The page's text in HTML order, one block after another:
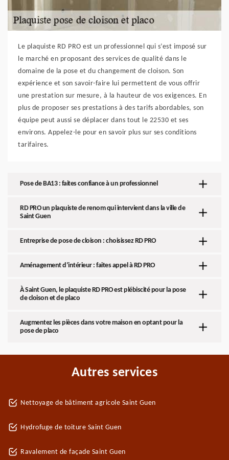
Le plaquiste RD PRO est un professionnel qui s’est imposé sur
le marché en proposant des services de qualité dans le
domaine de la pose et du changement de cloison. Son
expérience et son savoir-faire lui permettent de vous offrir
une prestation sur mesure, à la hauteur de vos exigences. En
plus de proposer ses prestations à des tarifs abordables, son
équipe peut aussi se déplacer dans tout le 22530 et ses
environs. Appelez-le pour en savoir plus sur ses conditions
tarifaires.
Pose de BA13 : faites confiance à un professionnel
RD PRO un plaquiste de renom qui intervient dans la ville de
Saint Guen
Entreprise de pose de cloison : choisissez RD PRO
Aménagement d’intérieur : faites appel à RD PRO
À Saint Guen, le plaquiste RD PRO est plébiscité pour la pose
de cloison et de placo
Augmentez les pièces dans votre maison en optant pour la
pose de placo
Autres services
Nettoyage de bâtiment agricole Saint Guen
Hydrofuge de toiture Saint Guen
Ravalement de façade Saint Guen